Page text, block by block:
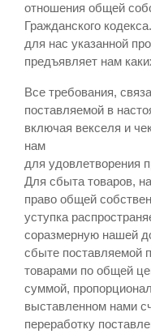
отношения общей
Гражданского
для нас указанной
предъявляет нам
Все требования,
поставляемой в
включая векселя и
нам
для удовлетворения
Для сбыта товаров,
право общей
уступка
соразмерную нашей
сбыте поставляемой
товарами по общей
суммой,
выставленном нами
переработку